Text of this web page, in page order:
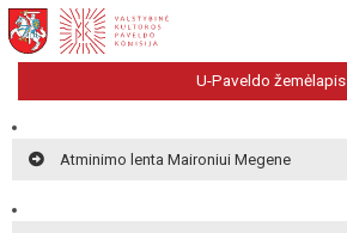
U-Paveldo žemėlapis
Atminimo lenta Maironiui Megene